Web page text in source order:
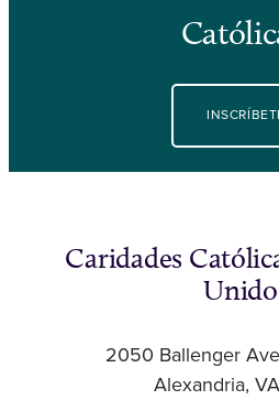
Caridades
2050 Ballenger
Alexandria,